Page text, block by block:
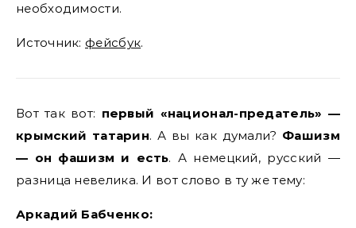
необходимости.
Источник: фейсбук.
Вот так вот: первый «национал-предатель» —
крымский татарин. А вы как думали? Фашизм
— он фашизм и есть. А немецкий, русский —
разница невелика. И вот слово в ту же тему:
Аркадий Бабченко: